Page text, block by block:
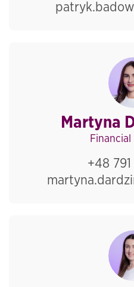
Martyna
Financial
+48